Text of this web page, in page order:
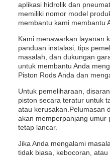
aplikasi hidrolik dan
memiliki nomor model
membantu kami membantu
Kami menawarkan layanan
panduan instalasi, tips
masalah, dan dukungan
untuk membantu Anda
Piston Rods Anda dan
Untuk pemeliharaan,
piston secara teratur untuk
atau kerusakan.Pelumasan
akan memperpanjang umur
tetap lancar.
Jika Anda mengalami
tidak biasa, kebocoran,